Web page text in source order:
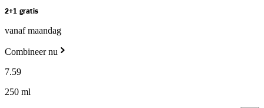
2+1 gratis
vanaf maandag
Combineer nu
7.59
250 ml